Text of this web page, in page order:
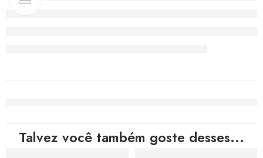
Talvez você também goste desses...